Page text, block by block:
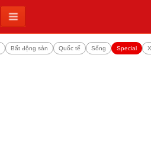
Bất động sản Quốc tế Sống Special